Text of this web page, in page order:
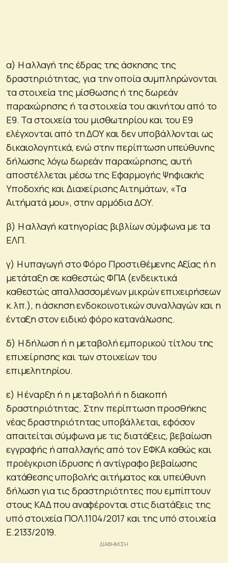
α) Η αλλαγή της έδρας της άσκησης της
δραστηριότητας, για την οποία συμπληρώνονται
τα στοιχεία της μίσθωσης ή της δωρεάν
παραχώρησης ή τα στοιχεία του ακινήτου από το
Ε9. Τα στοιχεία του μισθωτηρίου και του Ε9
ελέγχονται από τη ΔΟΥ και δεν υποβάλλονται ως
δικαιολογητικά, ενώ στην περίπτωση υπεύθυνης
δήλωσης λόγω δωρεάν παραχώρησης, αυτή
αποστέλλεται μέσω της Εφαρμογής Ψηφιακής
Υποδοχής και Διαχείρισης Αιτημάτων, «Τα
Αιτήματά μου», στην αρμόδια ΔΟΥ.
β) Η αλλαγή κατηγορίας βιβλίων σύμφωνα με τα
ΕΛΠ.
γ) Η υπαγωγή στο Φόρο Προστιθέμενης Αξίας ή η
μετάταξη σε καθεστώς ΦΠΑ (ενδεικτικά
καθεστώς απαλλασσομένων μικρών επιχειρήσεων
κ.λπ.), η άσκηση ενδοκοινοτικών συναλλαγών και η
ένταξη στον ειδικό φόρο κατανάλωσης.
δ) Η δήλωση ή η μεταβολή εμπορικού τίτλου της
επιχείρησης και των στοιχείων του
επιμελητηρίου.
ε) Η έναρξη ή η μεταβολή ή η διακοπή
δραστηριότητας. Στην περίπτωση προσθήκης
νέας δραστηριότητας υποβάλλεται, εφόσον
απαιτείται σύμφωνα με τις διατάξεις, βεβαίωση
εγγραφής ή απαλλαγής από τον ΕΦΚΑ καθώς και
προέγκριση ίδρυσης ή αντίγραφο βεβαίωσης
κατάθεσης υποβολής αιτήματος και υπεύθυνη
δήλωση για τις δραστηριότητες που εμπίπτουν
στους ΚΑΔ που αναφέρονται στις διατάξεις της
υπό στοιχεία ΠΟΛ.1104/2017 και της υπό στοιχεία
Ε.2133/2019.